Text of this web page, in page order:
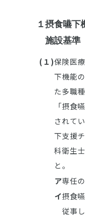
１摂食嚥下
施設基準
(１)保険医
下機能
た多職
「摂食
されて
下支援
科衛生
と。
ア専任
イ摂食
従事